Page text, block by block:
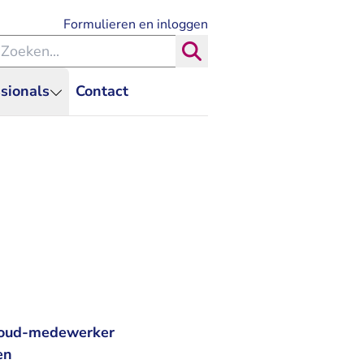
Contact
Formulieren en inloggen
binnen de Rechtspraak
medewerker